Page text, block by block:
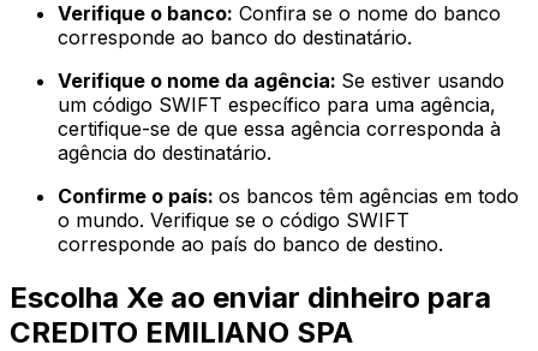
Verifique o banco: Confira se o nome do banco
corresponde ao banco do destinatário.
Verifique o nome da agência: Se estiver usando
um código SWIFT específico para uma agência,
certifique-se de que essa agência corresponda à
agência do destinatário.
Confirme o país: os bancos têm agências em todo
o mundo. Verifique se o código SWIFT
corresponde ao país do banco de destino.
Escolha Xe ao enviar dinheiro para
CREDITO EMILIANO SPA